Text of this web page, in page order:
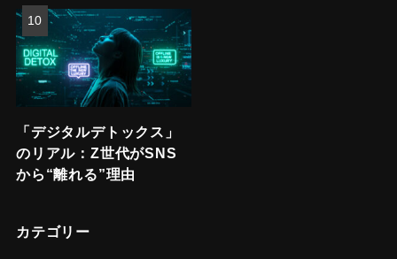
「デジタルデトックス」
のリアル：Z世代がSNS
から“離れる”理由
カテゴリー